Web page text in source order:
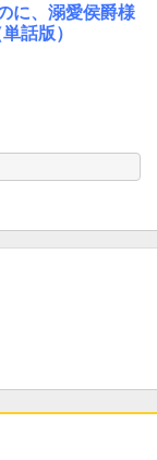
に、溺愛侯爵様
話版）